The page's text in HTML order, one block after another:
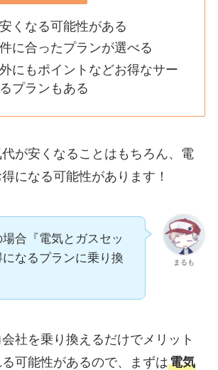
くなる可能性がある
に合ったプランが選べる
にもポイントなどお得なサー
プランもある
が安くなることはもちろん、電
になる可能性があります！
まるも
合『電気とガスセッ
になるプランに乗り換
社を乗り換えるだけでメリット
可能性があるので、まずは電気